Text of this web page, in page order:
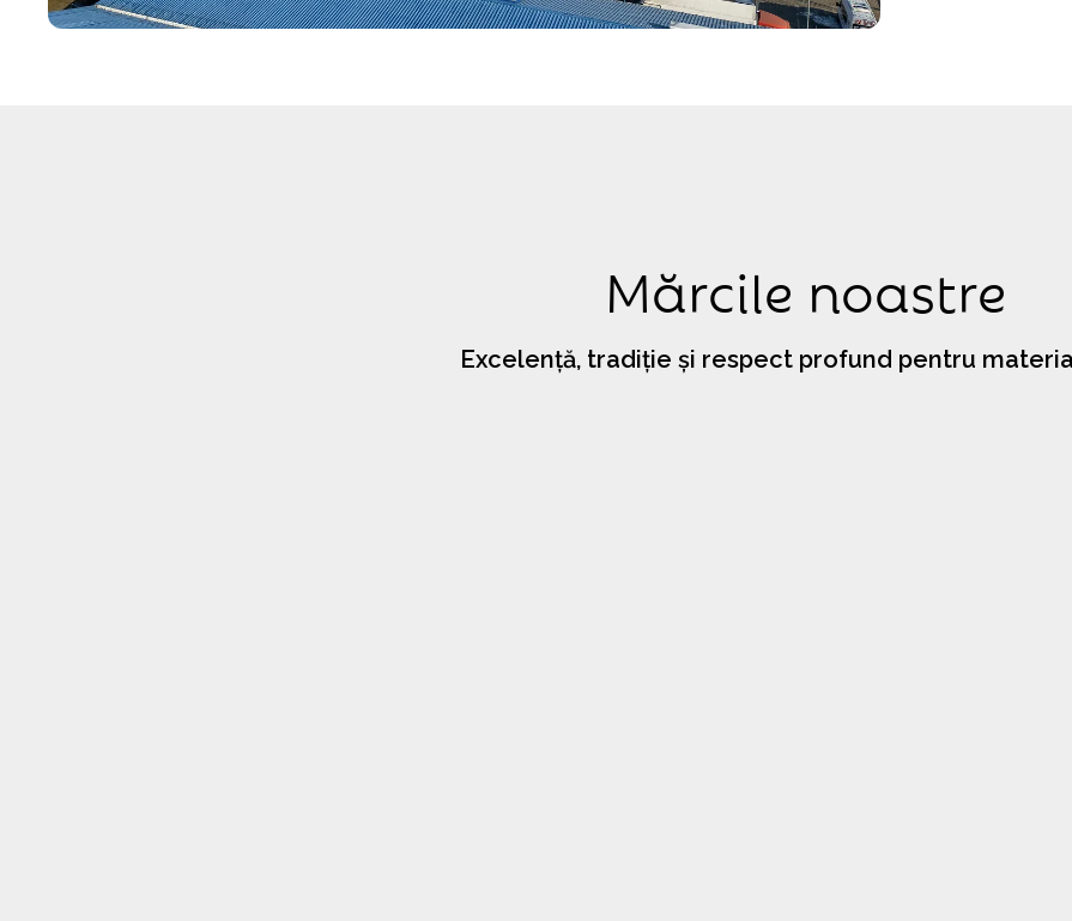
Mărcile noastre
Excelență, tradiție și respect profund pentru